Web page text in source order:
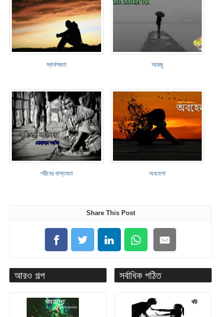
স্বার্থপরতা আরজু
গরীবের বাস্তবতা অবহেলা
Share This Post
আরও গল্প সর্বাধিক পঠিত
বউ